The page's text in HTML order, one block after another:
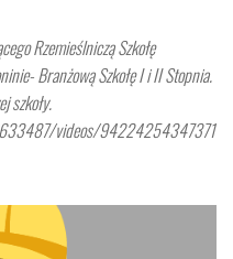
Rzemieślniczą Szkołę
Branżową Szkołę I i II Stopnia.
szkoły.
videos/94224254347371